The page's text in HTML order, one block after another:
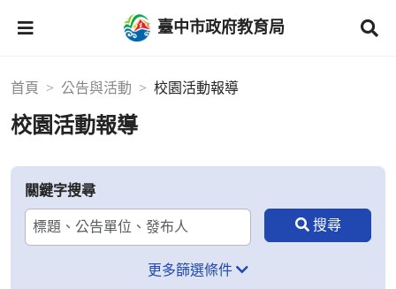
臺中市政府教育局
首頁 公告與活動 校園活動報導
校園活動報導
關鍵字搜尋
更多篩選條件